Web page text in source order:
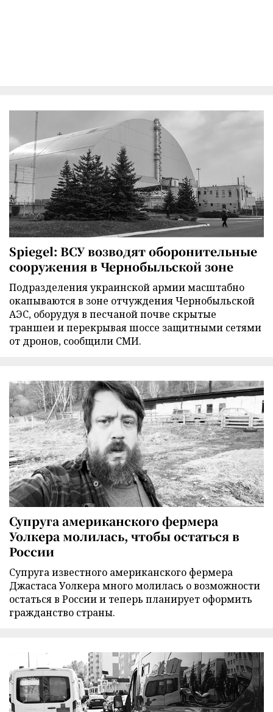
Spiegel: ВСУ возводят оборонительные
сооружения в Чернобыльской зоне
Подразделения украинской армии масштабно
окапываются в зоне отчуждения Чернобыльской
АЭС, оборудуя в песчаной почве скрытые
траншеи и перекрывая шоссе защитными сетями
от дронов, сообщили СМИ.
Супруга американского фермера
Уолкера молилась, чтобы остаться в
России
Супруга известного американского фермера
Джастаса Уолкера много молилась о возможности
остаться в России и теперь планирует оформить
гражданство страны.